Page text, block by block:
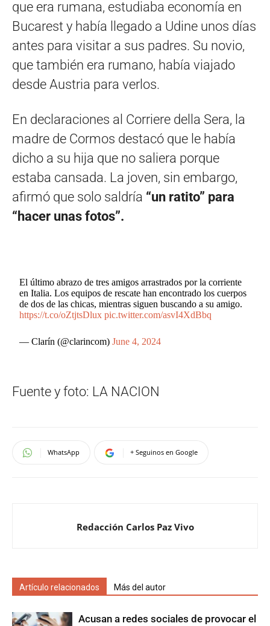
que era rumana, estudiaba economía en
Bucarest y había llegado a Udine unos días
antes para visitar a sus padres. Su novio,
que también era rumano, había viajado
desde Austria para verlos.
En declaraciones al Corriere della Sera, la
madre de Cormos destacó que le había
dicho a su hija que no saliera porque
estaba cansada. La joven, sin embargo,
afirmó que solo saldría “un ratito” para
“hacer unas fotos”.
El último abrazo de tres amigos arrastrados por la corriente
en Italia. Los equipos de rescate han encontrado los cuerpos
de dos de las chicas, mientras siguen buscando a su amigo.
https://t.co/oZtjtsDlux pic.twitter.com/asvI4XdBbq
— Clarín (@clarincom)June 4, 2024
Fuente y foto: LA NACION
WhatsApp + Seguinos en Google
Redacción Carlos Paz Vivo
Artículo relacionados Más del autor
Acusan a redes sociales de provocar el